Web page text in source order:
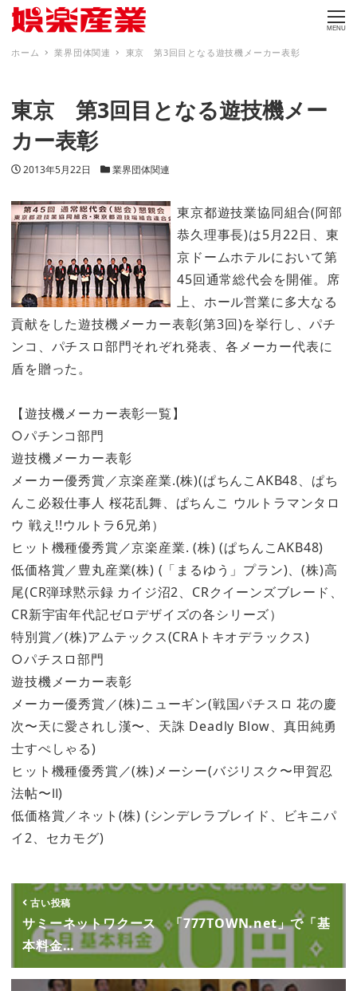
MENU
ホーム 業界団体関連 東京 第3回目となる遊技機メーカー表彰
東京 第3回目となる遊技機メー
カー表彰
投稿日
2013年5月22日 カテゴリー
業界団体関連
東京都遊技業協同組合(阿部
恭久理事長)は5月22日、東
京ドームホテルにおいて第
45回通常総代会を開催。席
上、ホール営業に多大なる
貢献をした遊技機メーカー表彰(第3回)を挙行し、パチ
ンコ、パチスロ部門それぞれ発表、各メーカー代表に
盾を贈った。
【遊技機メーカー表彰一覧】
○パチンコ部門
遊技機メーカー表彰
メーカー優秀賞／京楽産業.(株)(ぱちんこAKB48、ぱち
んこ必殺仕事人 桜花乱舞、ぱちんこ ウルトラマンタロ
ウ 戦え!!ウルトラ6兄弟）
ヒット機種優秀賞／京楽産業. (株) (ぱちんこAKB48)
低価格賞／豊丸産業(株) (「まるゆう」プラン)、(株)高
尾(CR弾球黙示録 カイジ沼2、CRクイーンズブレード、
CR新宇宙年代記ゼロデザイズの各シリーズ）
特別賞／(株)アムテックス(CRAトキオデラックス)
○パチスロ部門
遊技機メーカー表彰
メーカー優秀賞／(株)ニューギン(戦国パチスロ 花の慶
次〜天に愛されし漢〜、天誅 Deadly Blow、真田純勇
士すぺしゃる)
ヒット機種優秀賞／(株)メーシー(バジリスク〜甲賀忍
法帖〜Ⅱ)
低価格賞／ネット(株) (シンデレラブレイド、ビキニパ
イ2、セカモグ)
古い投稿
サミーネットワクース 「777TOWN.net」で「基
本料金…